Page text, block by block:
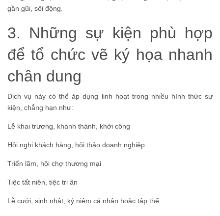
gần gũi, sôi động.
3. Những sự kiện phù hợp
để tổ chức vẽ ký họa nhanh
chân dung
Dịch vụ này có thể áp dụng linh hoạt trong nhiều hình thức sự
kiện, chẳng hạn như:
Lễ khai trương, khánh thành, khởi công
Hội nghị khách hàng, hội thảo doanh nghiệp
Triển lãm, hội chợ thương mại
Tiệc tất niên, tiệc tri ân
Lễ cưới, sinh nhật, kỷ niệm cá nhân hoặc tập thể